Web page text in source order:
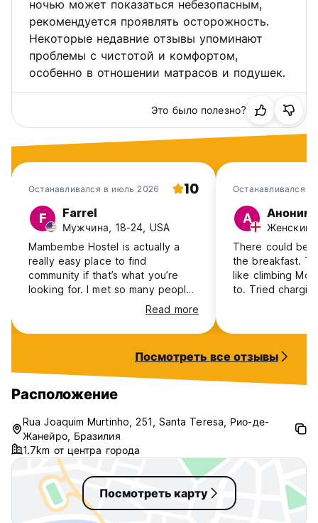
ночью может показаться небезопасным,
рекомендуется проявлять осторожность.
Некоторые недавние отзывы упоминают
проблемы с чистотой и комфортом,
особенно в отношении матрасов и подушек.
Это было полезно?
Останавливался в июль 2026 10
F Farrel
Мужчина, 18-24, USA
Mambembe Hostel is actually a
really easy place to find
community if that’s what you’re
looking for. I met so many people
who couldn’t stop coming back
and honestly this spot just does
that to you without having to try
Read more
Останавливался в
А
Женский,
There could be
the breakfast.
like climbing
to. Tried
Посмотреть все отзывы
Расположение
Rua Joaquim Murtinho, 251, Santa Teresa, Рио-де-
Жанейро, Бразилия
1.7km от центра города
Посмотреть карту